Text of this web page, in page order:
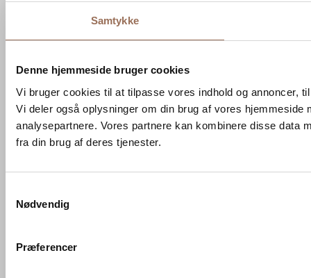
Samtykke
Denne hjemmeside bruger cookies
Vi bruger cookies til at tilpasse vores indhold og annoncer,
Vi deler også oplysninger om din brug af vores
analysepartnere. Vores partnere kan kombinere disse data
fra din brug af deres tjenester.
Nødvendig
Præferencer